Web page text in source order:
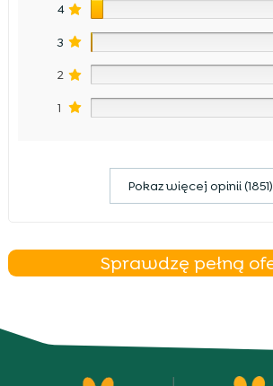
4
3
2
1
Pokaz więcej opinii (1851)
Sprawdzę pełną